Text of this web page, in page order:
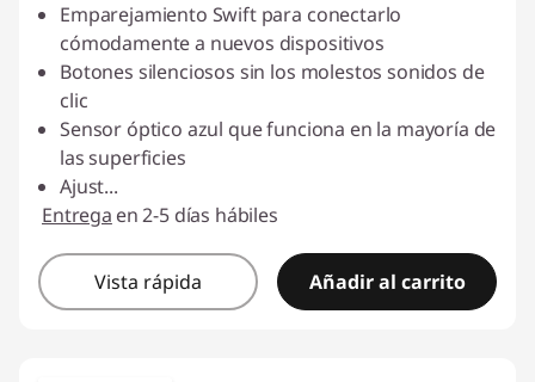
Emparejamiento Swift para conectarlo
cómodamente a nuevos dispositivos
Botones silenciosos sin los molestos sonidos de
clic
Sensor óptico azul que funciona en la mayoría de
las superficies
Ajust...
Entrega en 2-5 días hábiles
Vista rápida Añadir al carrito